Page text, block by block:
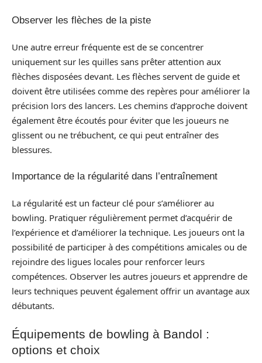
Observer les flèches de la piste
Une autre erreur fréquente est de se concentrer
uniquement sur les quilles sans prêter attention aux
flèches disposées devant. Les flèches servent de guide et
doivent être utilisées comme des repères pour améliorer la
précision lors des lancers. Les chemins d’approche doivent
également être écoutés pour éviter que les joueurs ne
glissent ou ne trébuchent, ce qui peut entraîner des
blessures.
Importance de la régularité dans l’entraînement
La régularité est un facteur clé pour s’améliorer au
bowling. Pratiquer régulièrement permet d’acquérir de
l’expérience et d’améliorer la technique. Les joueurs ont la
possibilité de participer à des compétitions amicales ou de
rejoindre des ligues locales pour renforcer leurs
compétences. Observer les autres joueurs et apprendre de
leurs techniques peuvent également offrir un avantage aux
débutants.
Équipements de bowling à Bandol :
options et choix